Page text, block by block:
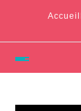
Accueil